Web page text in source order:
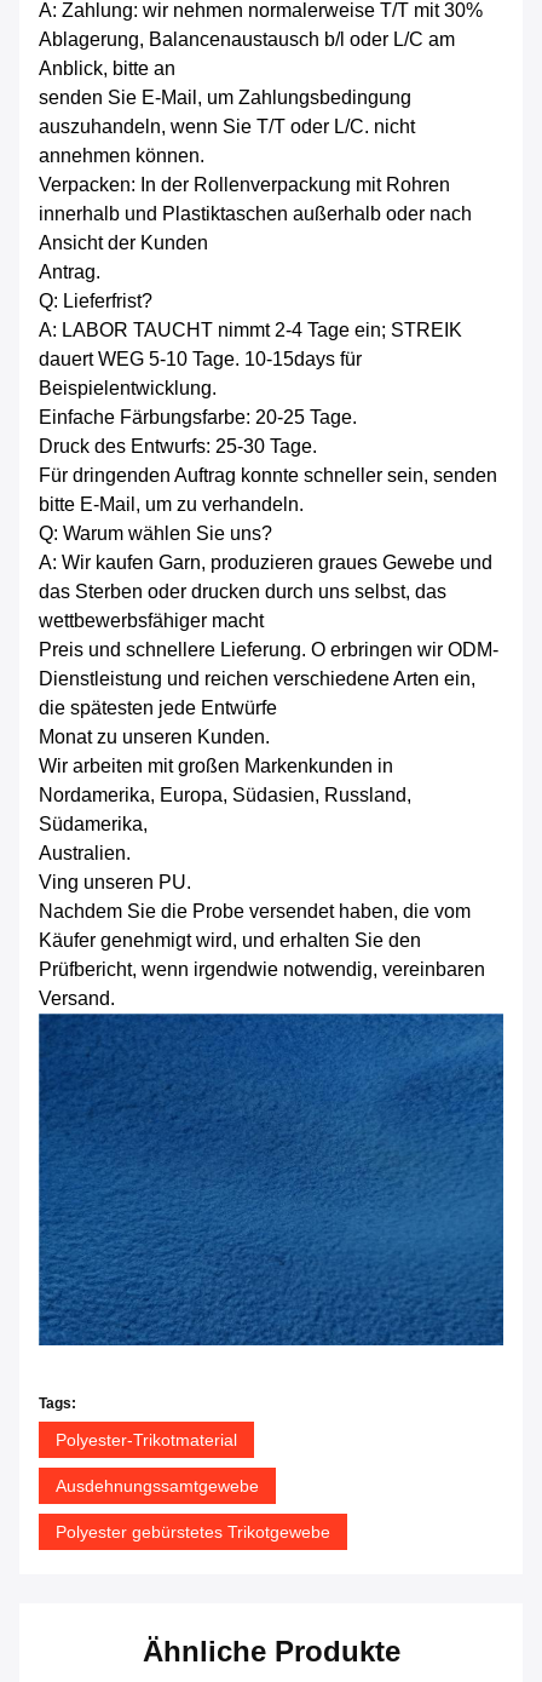
A: Zahlung: wir nehmen normalerweise T/T mit 30%
Ablagerung, Balancenaustausch b/l oder L/C am
Anblick, bitte an
senden Sie E-Mail, um Zahlungsbedingung
auszuhandeln, wenn Sie T/T oder L/C. nicht
annehmen können.
Verpacken: In der Rollenverpackung mit Rohren
innerhalb und Plastiktaschen außerhalb oder nach
Ansicht der Kunden
Antrag.
Q: Lieferfrist?
A: LABOR TAUCHT nimmt 2-4 Tage ein; STREIK
dauert WEG 5-10 Tage. 10-15days für
Beispielentwicklung.
Einfache Färbungsfarbe: 20-25 Tage.
Druck des Entwurfs: 25-30 Tage.
Für dringenden Auftrag konnte schneller sein, senden
bitte E-Mail, um zu verhandeln.
Q: Warum wählen Sie uns?
A: Wir kaufen Garn, produzieren graues Gewebe und
das Sterben oder drucken durch uns selbst, das
wettbewerbsfähiger macht
Preis und schnellere Lieferung. O erbringen wir ODM-
Dienstleistung und reichen verschiedene Arten ein,
die spätesten jede Entwürfe
Monat zu unseren Kunden.
Wir arbeiten mit großen Markenkunden in
Nordamerika, Europa, Südasien, Russland,
Südamerika,
Australien.
Ving unseren PU.
Nachdem Sie die Probe versendet haben, die vom
Käufer genehmigt wird, und erhalten Sie den
Prüfbericht, wenn irgendwie notwendig, vereinbaren
Versand.
Tags:
Polyester-Trikotmaterial
Ausdehnungssamtgewebe
Polyester gebürstetes Trikotgewebe
Ähnliche Produkte